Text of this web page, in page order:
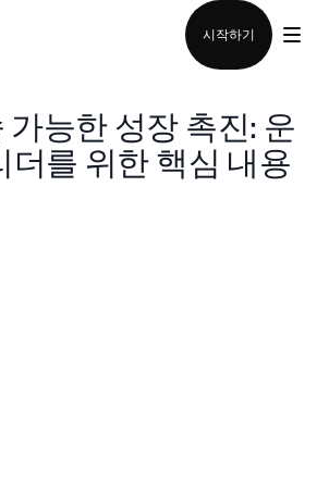
시작하기
가능한 성장 촉진: 운
더를 위한 핵심 내용